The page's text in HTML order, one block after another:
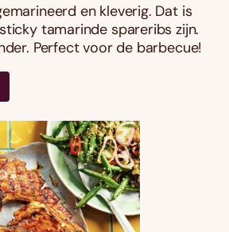
en kleverig. Dat is
tamarinde spareribs zijn.
Perfect voor de barbecue!